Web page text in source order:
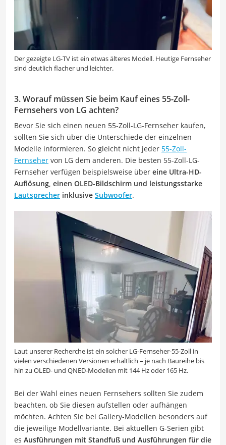
Der gezeigte LG-TV ist ein etwas älteres Modell. Heutige Fernseher
sind deutlich flacher und leichter.
3. Worauf müssen Sie beim Kauf eines 55-Zoll-
Fernsehers von LG achten?
Bevor Sie sich einen neuen 55-Zoll-LG-Fernseher kaufen,
sollten Sie sich über die Unterschiede der einzelnen
Modelle informieren. So gleicht nicht jeder 55-Zoll-
Fernseher von LG dem anderen. Die besten 55-Zoll-LG-
Fernseher verfügen beispielsweise über eine Ultra-HD-
Auflösung, einen OLED-Bildschirm und leistungsstarke
Lautsprecher inklusive Subwoofer.
Laut unserer Recherche ist ein solcher LG-Fernseher-55-Zoll in
vielen verschiedenen Versionen erhältlich – je nach Baureihe bis
hin zu OLED- und QNED-Modellen mit 144 Hz oder 165 Hz.
Bei der Wahl eines neuen Fernsehers sollten Sie zudem
beachten, ob Sie diesen aufstellen oder aufhängen
möchten. Achten Sie bei Gallery-Modellen besonders auf
die jeweilige Modellvariante. Bei aktuellen G-Serien gibt
es Ausführungen mit Standfuß und Ausführungen für die